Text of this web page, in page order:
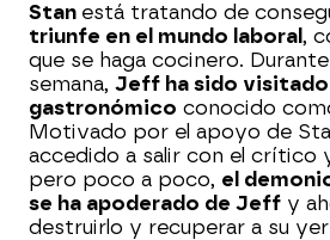
Stan está tratando de
triunfe en el mundo laboral ,
que se haga cocinero.
semana, Jeff ha sido
gastronómico conocido
Motivado por el apoyo de
accedido a salir con el crítico
pero poco a poco, el
se ha apoderado de Jeff y
destruirlo y recuperar a su